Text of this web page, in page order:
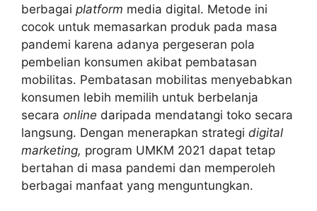
berbagai platform media digital. Metode ini
cocok untuk memasarkan produk pada masa
pandemi karena adanya pergeseran pola
pembelian konsumen akibat pembatasan
mobilitas. Pembatasan mobilitas menyebabkan
konsumen lebih memilih untuk berbelanja
secara online daripada mendatangi toko secara
langsung. Dengan menerapkan strategi digital
marketing, program UMKM 2021 dapat tetap
bertahan di masa pandemi dan memperoleh
berbagai manfaat yang menguntungkan.